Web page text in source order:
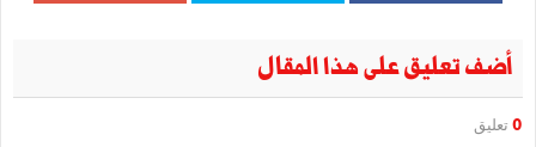
أضف تعليق على هذا المقال
0 تعليق